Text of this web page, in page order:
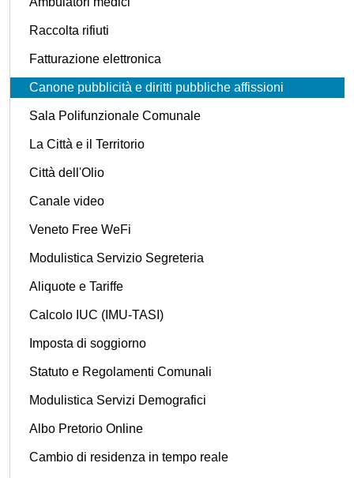
Raccolta rifiuti
Fatturazione elettronica
Canone pubblicità e diritti pubbliche affissioni
Sala Polifunzionale Comunale
La Città e il Territorio
Città dell'Olio
Canale video
Veneto Free WeFi
Modulistica Servizio Segreteria
Aliquote e Tariffe
Calcolo IUC (IMU-TASI)
Imposta di soggiorno
Statuto e Regolamenti Comunali
Modulistica Servizi Demografici
Albo Pretorio Online
Cambio di residenza in tempo reale